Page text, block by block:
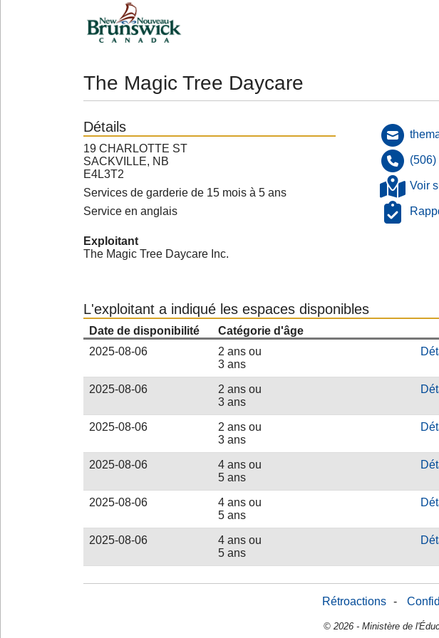
The Magic Tree Daycare
Détails
19 CHARLOTTE ST
SACKVILLE, NB
E4L3T2
Services de garderie de 15 mois à 5 ans
Service en anglais
Exploitant
The Magic Tree Daycare Inc.
Voir
L'exploitant a indiqué les espaces disponibles
Date de disponibilité
Catégorie d'âge
2025-08-06
2 ans ou
3 ans
2025-08-06
2 ans ou
3 ans
2025-08-06
2 ans ou
3 ans
2025-08-06
4 ans ou
5 ans
2025-08-06
4 ans ou
5 ans
2025-08-06
4 ans ou
5 ans
Rétroactions -
© 2026 - Ministère de